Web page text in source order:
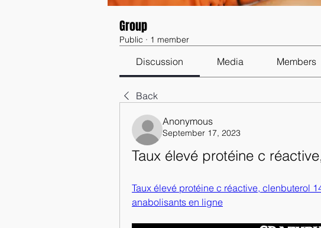
Group
Public · 1 member
Discussion Media Members
Back
Anonymous
September 17, 2023
Taux élevé protéine c
Taux élevé protéine c réactive, clenbuterol
anabolisants en ligne